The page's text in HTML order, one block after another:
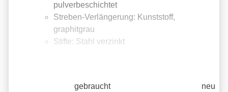
pulverbeschichtet
Streben-Verlängerung: Kunststoff,
graphitgrau
Stifte: Stahl verzinkt
gebraucht
neu